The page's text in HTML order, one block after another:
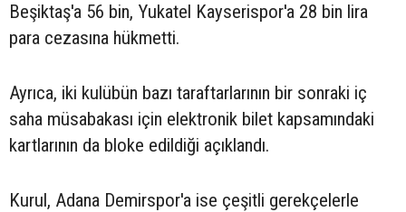
Beşiktaş'a 56 bin, Yukatel Kayserispor'a 28 bin lira
para cezasına hükmetti.
Ayrıca, iki kulübün bazı taraftarlarının bir sonraki iç
saha müsabakası için elektronik bilet kapsamındaki
kartlarının da bloke edildiği açıklandı.
Kurul, Adana Demirspor'a ise çeşitli gerekçelerle